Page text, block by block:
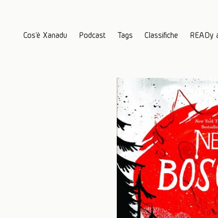
Cos'è Xanadu Podcast Tags Classifiche READy